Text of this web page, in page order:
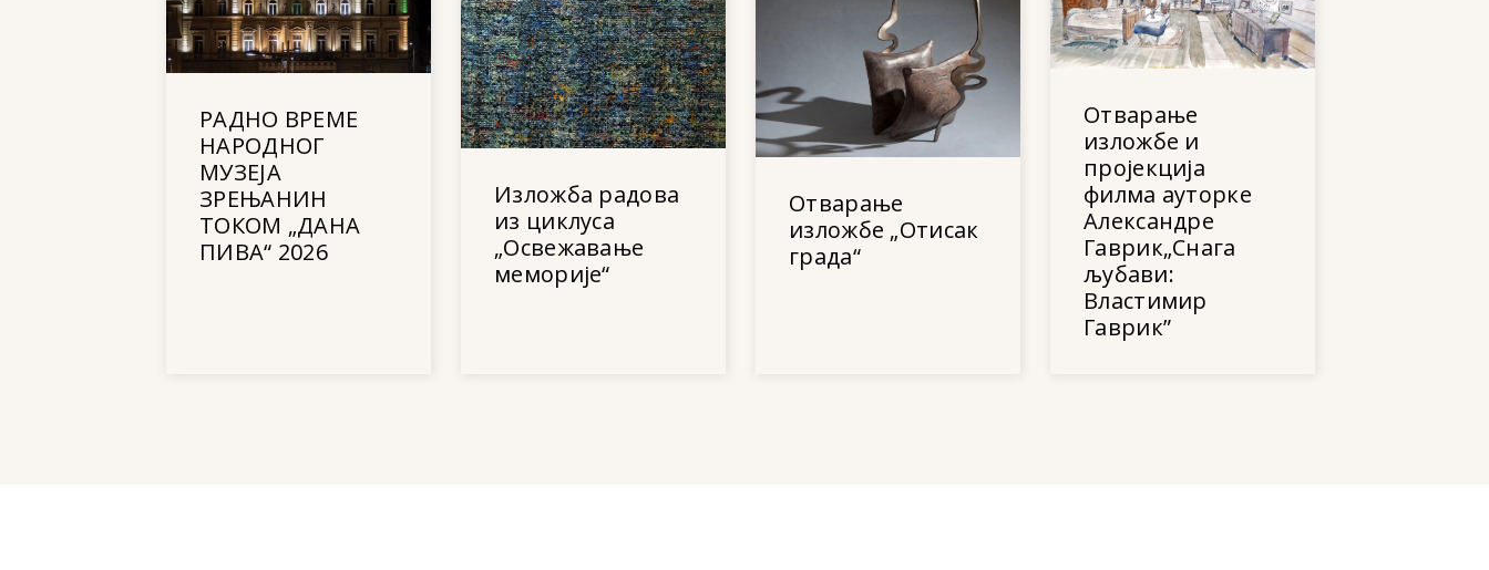
РАДНО ВРЕМЕ
НАРОДНОГ
МУЗЕЈА
ЗРЕЊАНИН
ТОКОМ „ДАНА
ПИВА“ 2026
Изложба радова
из циклуса
„Освежавање
меморије“
Отварање
изложбе „Отисак
града“
Отварање
изложбе и
пројекција
филма ауторке
Александре
Гаврик„Снага
љубави:
Властимир
Гаврик”